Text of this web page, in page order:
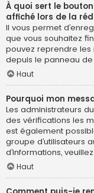
À quoi sert le
affiché lors de la
Il vous permet
que vous souhaitez
pouvez reprendre
depuis le panneau de
Haut
Pourquoi mon
Les administrateurs
des vérifications les
est également
groupe d’utilisateurs
d’informations,
Haut